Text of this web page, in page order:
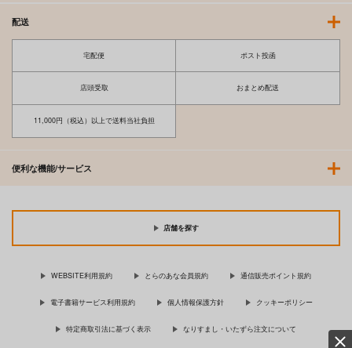
配送
宅配便 ポスト投函
店頭受取 おまとめ配送
11,000円（税込）以上で送料当社負担
便利な機能/サービス
店舗を探す
WEBSITE利用規約 とらのあな会員規約 通信販売ポイント規約
電子書籍サービス利用規約 個人情報保護方針 クッキーポリシー
特定商取引法に基づく表示 なりすまし・いたずら注文について